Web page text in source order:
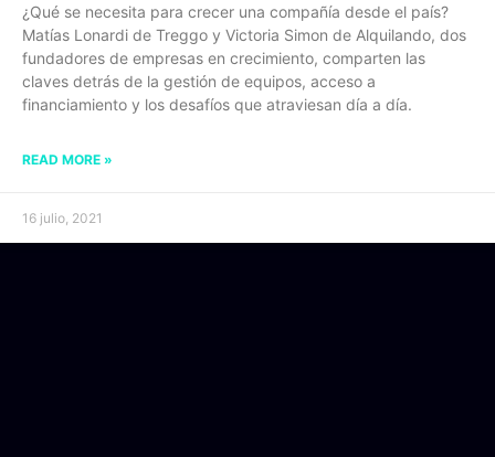
¿Qué se necesita para crecer una compañía desde el país?
Matías Lonardi de Treggo y Victoria Simon de Alquilando, dos
fundadores de empresas en crecimiento, comparten las
claves detrás de la gestión de equipos, acceso a
financiamiento y los desafíos que atraviesan día a día.
READ MORE »
16 julio, 2021